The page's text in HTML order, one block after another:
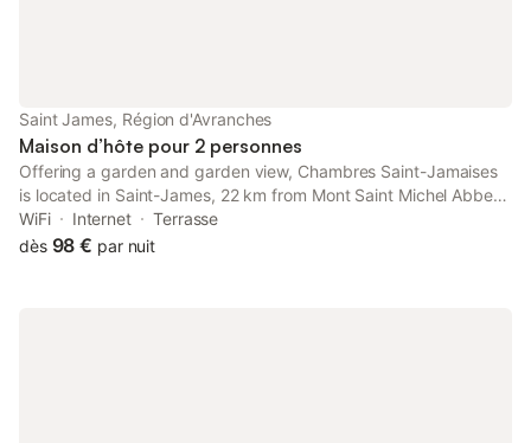
Saint James, Région d'Avranches
Maison d’hôte pour 2 personnes
Offering a garden and garden view, Chambres Saint-Jamaises
is located in Saint-James, 22 km from Mont Saint Michel Abbey
and 22 km from Mont Saint-Michel. This property offers access
to a terrace, free private parking and free WiFi.
WiFi Internet
Terrasse
dès 98 € par nuit